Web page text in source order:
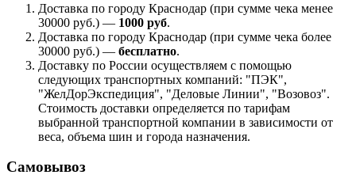
Доставка по городу Краснодар (при сумме чека менее
30000 руб.) — 1000 руб.
Доставка по городу Краснодар (при сумме чека более
30000 руб.) — бесплатно.
Доставку по России осуществляем с помощью
следующих транспортных компаний: "ПЭК",
"ЖелДорЭкспедиция", "Деловые Линии", "Возовоз".
Стоимость доставки определяется по тарифам
выбранной транспортной компании в зависимости от
веса, объема шин и города назначения.
Самовывоз